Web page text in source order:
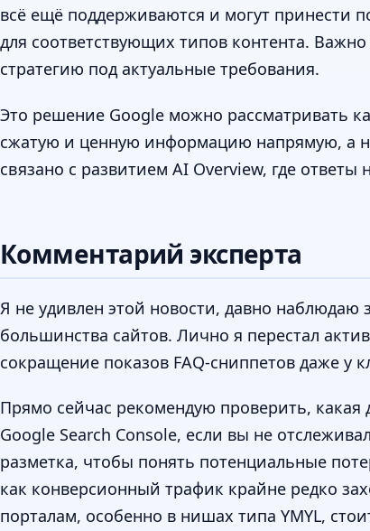
всё ещё поддерживаются и могут принести
для соответствующих типов контента.
стратегию под актуальные требования.
Это решение Google можно рассматривать
сжатую и ценную информацию напрямую, а
связано с развитием AI Overview, где
Комментарий эксперта
Я не удивлен этой новости, давно наблюдаю
большинства сайтов. Лично я перестал
сокращение показов FAQ-сниппетов даже у
Прямо сейчас рекомендую проверить, какая
Google Search Console, если вы не
разметка, чтобы понять потенциальные
как конверсионный трафик крайне редко
порталам, особенно в нишах типа YMYL,